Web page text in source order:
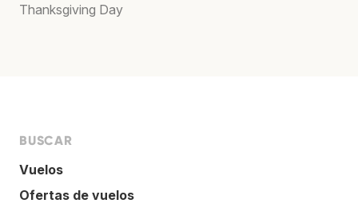
Thanksgiving Day
BUSCAR
Vuelos
Ofertas de vuelos